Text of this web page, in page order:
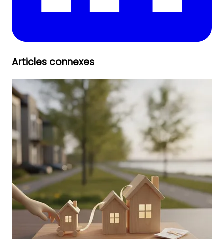
Articles connexes